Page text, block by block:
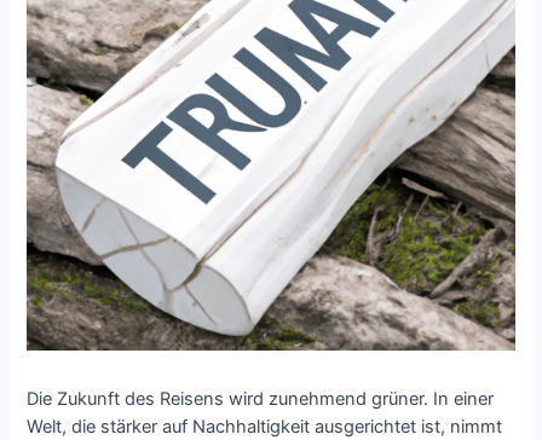
Die Zukunft des Reisens wird zunehmend grüner. In einer
Welt, die stärker auf Nachhaltigkeit ausgerichtet ist, nimmt